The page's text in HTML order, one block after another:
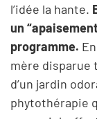
l’idée la hante.
un
programme.
mère disparue
d’un jardin
phytothérapie